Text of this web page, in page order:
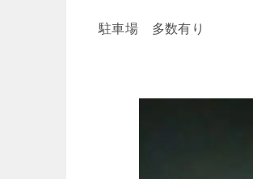
駐車場 多数有り